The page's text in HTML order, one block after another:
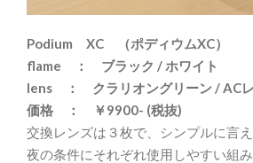
Podium XC （ポディウムXC）
flame ： ブラック / ホワイト
lens ： クラリオングリーン / AC
価格 ： ￥9900- (税抜)
交換レンズは３枚で、シンプルに言
夜の条件にそれぞれ使用しやすい組